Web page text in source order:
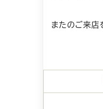
またのご来店